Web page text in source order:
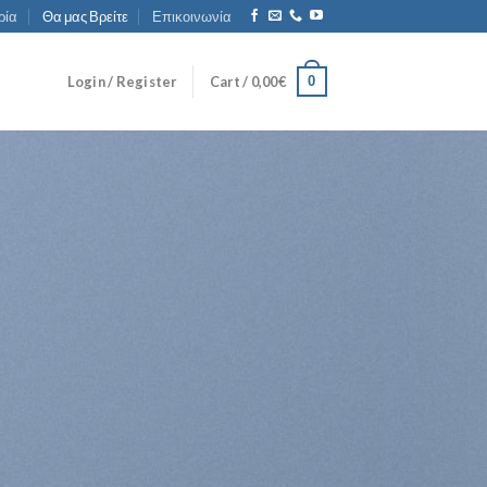
Θα μας Βρείτε Επικοινωνία
Login / Register Cart / 0,00€ 0